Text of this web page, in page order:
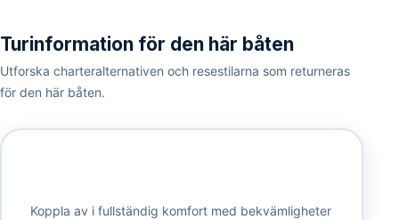
Turinformation för den här båten
Utforska charteralternativen och resestilarna som returneras
för den här båten.
Koppla av i fullständig komfort med bekvämligheter